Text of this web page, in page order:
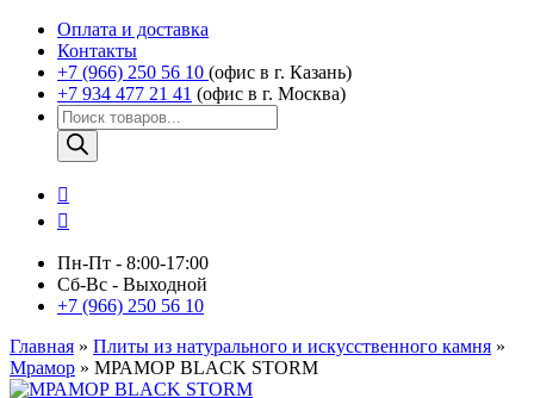
Оплата и доставка
Контакты
+7 (966) 250 56 10 (офис в г. Казань)
+7 934 477 21 41 (офис в г. Москва)
Поиск
товаров
Пн-Пт - 8:00-17:00
Сб-Вс - Выходной
+7 (966) 250 56 10
Главная » Плиты из натурального и искусственного камня »
Мрамор » МРАМОР BLACK STORM